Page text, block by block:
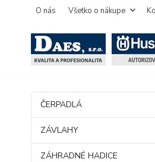
O nás Všetko o nákupe
ČERPADLÁ
ZÁVLAHY
ZÁHRADNÉ HADICE